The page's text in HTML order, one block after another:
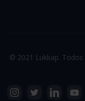
© 2021 Lukkap.